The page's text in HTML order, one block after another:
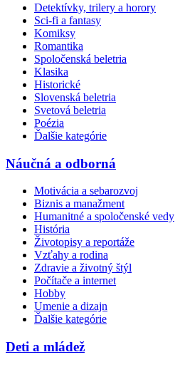
Detektívky, trilery a horory
Sci-fi a fantasy
Komiksy
Romantika
Spoločenská beletria
Klasika
Historické
Slovenská beletria
Svetová beletria
Poézia
Ďalšie kategórie
Náučná a odborná
Motivácia a sebarozvoj
Biznis a manažment
Humanitné a spoločenské vedy
História
Životopisy a reportáže
Vzťahy a rodina
Zdravie a životný štýl
Počítače a internet
Hobby
Umenie a dizajn
Ďalšie kategórie
Deti a mládež